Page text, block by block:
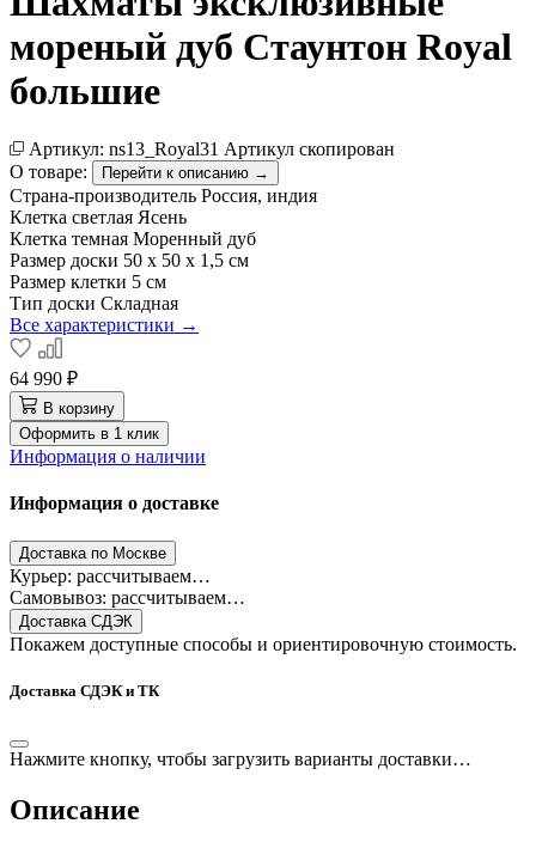
мореный дуб Стаунтон Royal
большие
Артикул: ns13_Royal31 Артикул скопирован
О товаре:
Перейти к описанию →
Страна-производитель Россия, индия
Клетка светлая Ясень
Клетка темная Моренный дуб
Размер доски 50 х 50 х 1,5 см
Размер клетки 5 см
Тип доски Складная
Все характеристики →
64 990 ₽
В корзину
Оформить в 1 клик
Информация о наличии
Информация о доставке
Доставка по Москве
Курьер: рассчитываем…
Самовывоз: рассчитываем…
Доставка СДЭК
Покажем доступные способы и ориентировочную стоимость.
Доставка СДЭК и ТК
Нажмите кнопку, чтобы загрузить варианты доставки…
Описание